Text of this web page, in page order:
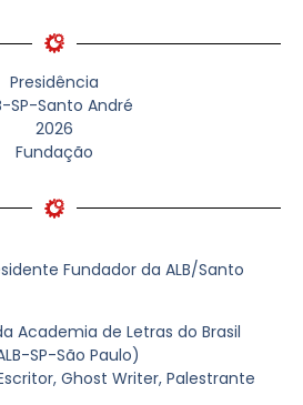
Presidência
SP-Santo André
2026
Fundação
Fundador da ALB/Santo
Academia de Letras do Brasil
SP-São Paulo)
Ghost Writer, Palestrante